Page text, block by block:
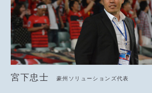
宮下忠士 豪州ソリューションズ代表